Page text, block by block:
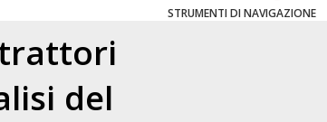
STRUMENTI DI NAVIGAZIONE
del